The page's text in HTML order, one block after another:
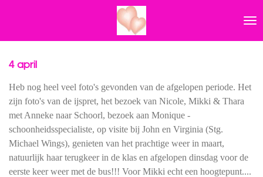
hoofdinhoud
4 april
Heb nog heel veel foto's gevonden van de afgelopen periode. Het
zijn foto's van de ijspret, het bezoek van Nicole, Mikki & Thara
met Anneke naar Schoorl, bezoek aan Monique -
schoonheidsspecialiste, op visite bij John en Virginia (Stg.
Michael Wings), genieten van het prachtige weer in maart,
natuurlijk haar terugkeer in de klas en afgelopen dinsdag voor de
eerste keer weer met de bus!!! Voor Mikki echt een hoogtepunt....